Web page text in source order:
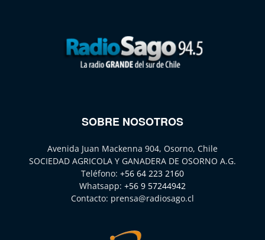
SOBRE NOSOTROS
Avenida Juan Mackenna 904, Osorno, Chile
SOCIEDAD AGRICOLA Y GANADERA DE OSORNO A.G.
Teléfono: +56 64 223 2160
Whatsapp: +56 9 57244942
Contacto: prensa@radiosago.cl